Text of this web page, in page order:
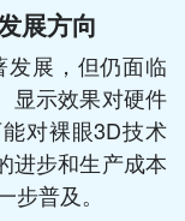
展方向
展，但仍面临
显示效果对硬件
对裸眼3D技术
进步和生产成本
普及。